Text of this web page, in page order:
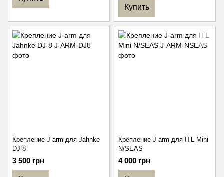
Купить
Крепление J-arm для Jahnke
DJ-8
3 500 грн
Крепление J-arm для ITL Mini
N/SEAS
4 000 грн